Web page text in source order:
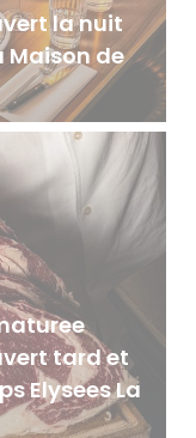
la nuit
Maison de
tard et
Elysees La